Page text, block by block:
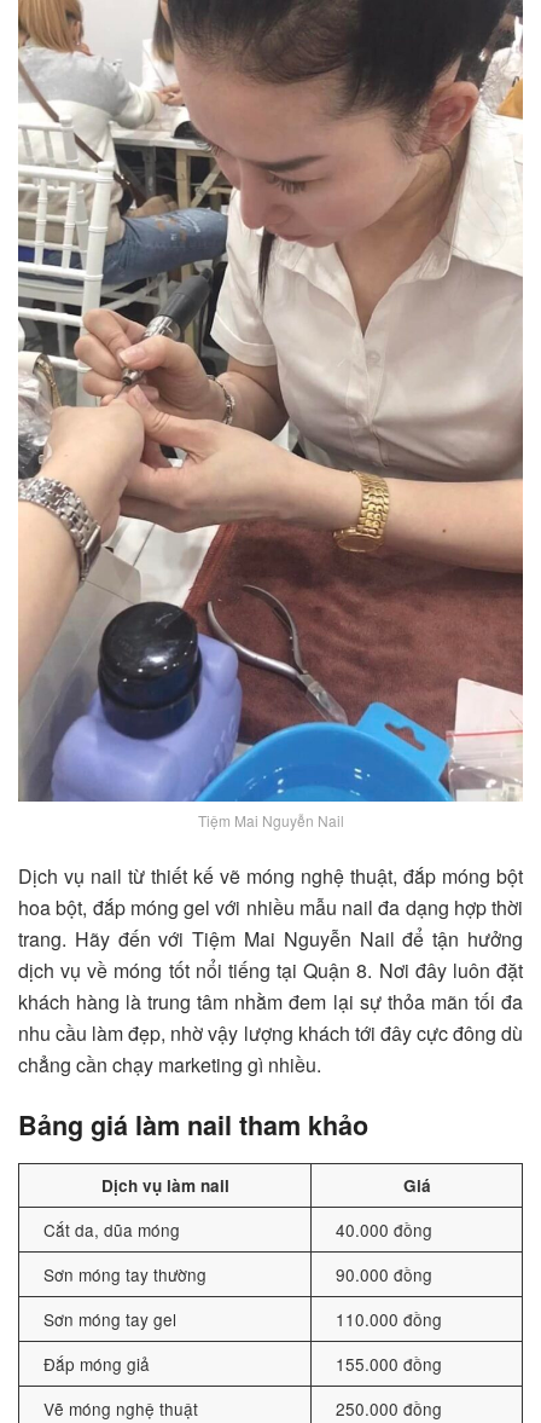
Tiệm Mai Nguyễn Nail
Dịch vụ nail từ thiết kế vẽ móng nghệ thuật, đắp móng bột
hoa bột, đắp móng gel với nhiều mẫu nail đa dạng hợp thời
trang. Hãy đến vớiTiệm Mai Nguyễn Nail để tận hưởng
dịch vụ về móng tốt nổi tiếng tại Quận 8. Nơi đây luôn đặt
khách hàng là trung tâm nhằm đem lại sự thỏa mãn tối đa
nhu cầu làm đẹp, nhờ vậy lượng khách tới đây cực đông dù
chẳng cần chạy marketing gì nhiều.
Bảng giá làm nail tham khảo
Dịch vụ làm nail Giá
Cắt da, dũa móng
40.000 đồng
Sơn móng tay thường
90.000 đồng
Sơn móng tay gel
110.000 đồng
Đắp móng giả
155.000 đồng
Vẽ móng nghệ thuật
250.000 đồng